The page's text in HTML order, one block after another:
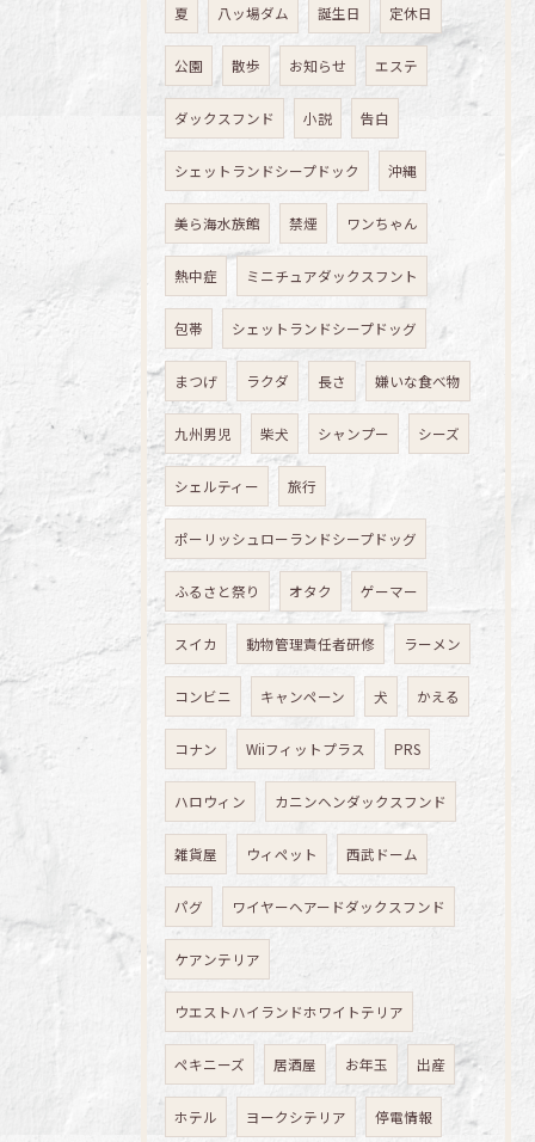
夏 八ッ場ダム 誕生日 定休日
公園 散歩 お知らせ エステ
ダックスフンド 小説 告白
シェットランドシープドック 沖縄
美ら海水族館 禁煙 ワンちゃん
熱中症 ミニチュアダックスフント
包帯 シェットランドシープドッグ
まつげ ラクダ 長さ 嫌いな食べ物
九州男児 柴犬 シャンプー シーズ
シェルティー 旅行
ポーリッシュローランドシープドッグ
ふるさと祭り オタク ゲーマー
スイカ 動物管理責任者研修 ラーメン
コンビニ キャンペーン 犬 かえる
コナン Wiiフィットプラス PRS
ハロウィン カニンヘンダックスフンド
雑貨屋 ウィペット 西武ドーム
パグ ワイヤーヘアードダックスフンド
ケアンテリア
ウエストハイランドホワイトテリア
ペキニーズ 居酒屋 お年玉 出産
ホテル ヨークシテリア 停電情報